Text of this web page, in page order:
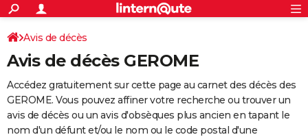
ACTUALITÉS
Politique
Société
Faits Divers
Education
Monde
Villes
+
SPORT
Coupe du monde 2026
Football
Tennis
Cyclisme
Rugby
Forum
Programme TV
TNT
Streaming
Cinéma
Sorties cinéma
Musique
+
FINANCE
Retraite
Epargne
Immobilier
Risques naturels par ville
Banque
Assurance
AUTO
Avis de décès
Avis de décès GEROME
Accédez gratuitement sur cette page au carnet des décès des
GEROME. Vous pouvez affiner votre recherche ou trouver un
avis de décès ou un avis d'obsèques plus ancien en tapant le
nom d'un défunt et/ou le nom ou le code postal d'une